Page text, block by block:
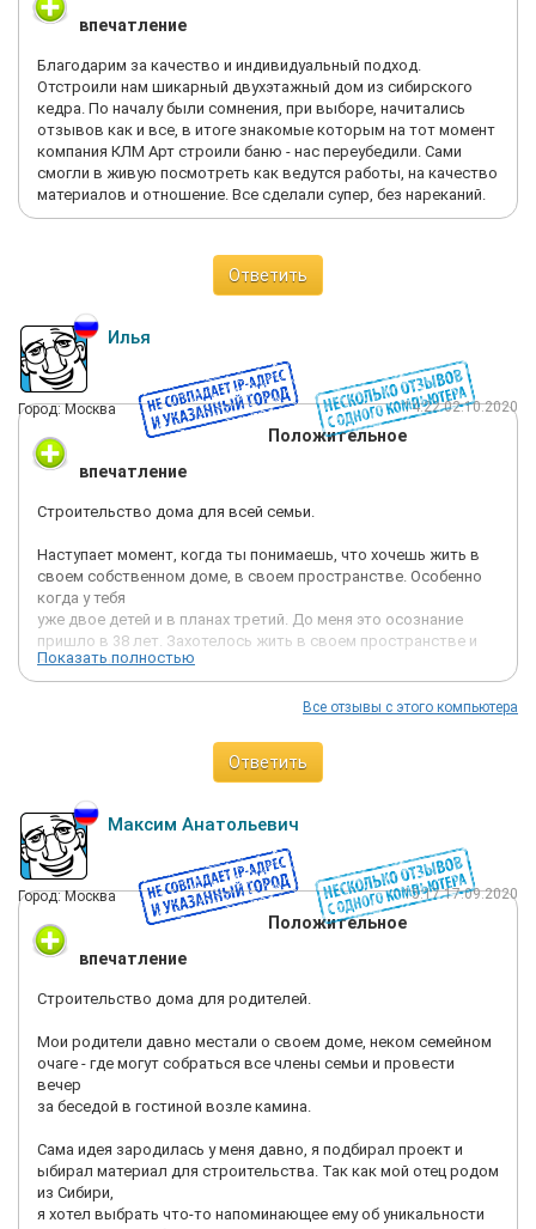
впечатление
Благодарим за качество и индивидуальный подход.
Отстроили нам шикарный двухэтажный дом из сибирского
кедра. По началу были сомнения, при выборе, начитались
отзывов как и все, в итоге знакомые которым на тот момент
компания КЛМ Арт строили баню - нас переубедили. Сами
смогли в живую посмотреть как ведутся работы, на качество
материалов и отношение. Все сделали супер, без нареканий.
Ответить
Илья
Город: Москва 14:22 02.10.2020
Положительное
впечатление
Строительство дома для всей семьи.
Наступает момент, когда ты понимаешь, что хочешь жить в
своем собственном доме, в своем пространстве. Особенно
когда у тебя
уже двое детей и в планах третий. До меня это осознание
пришло в 38 лет. Захотелось жить в своем пространстве и
создавать свою
собственную инфраструктуру, пусть и на площади 25 соток
Дом я так же искал целенаправленно из экологичного
материала - все таки переезжать из квартиры в очередной
куб я не хотел. Вариантов было немного, и свой выбор я
остановил на Лиственнице. Породистый и благодатный
материал, с приятным
цветом и естественным запахом. Плюс ко всему хорошо
дышащий и энергоэффективный.
Среди всех компаний я нашел и выбрал КЛМ Арт Красноярск.
У них дороже, чем у ряда организаций. Но и материал иной.
свое производство бруса в Красноярске из цельных пород
логистика.
Для строительства я выбрал дом в стиле лофт, современный
кубический дом и большое панорамное остекление. В таком
я заказал баню и беседку.
Срок строительства объектов составил 4,5 месяца.
Благодарю за сервис и оперативный подход к работе.
Показать полностью
Все отзывы с этого компьютера
Ответить
Максим Анатольевич
Город: Москва 15:17 17.09.2020
Положительное
впечатление
Строительство дома для родителей.
Мои родители давно местали о своем доме, неком семейном
очаге - где могут собраться все члены семьи и провести
вечер
за беседой в гостиной возле камина.
Сама идея зародилась у меня давно, я подбирал проект и
ыбирал материал для строительства. Так как мой отец родом
из Сибири,
я хотел выбрать что-то напоминающее ему об уникальности